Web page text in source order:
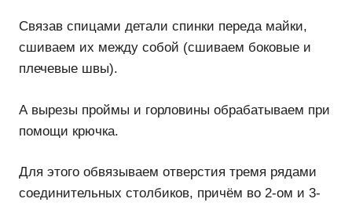
Связав спицами детали спинки переда майки,
сшиваем их между собой (сшиваем боковые и
плечевые швы).
А вырезы проймы и горловины обрабатываем при
помощи крючка.
Для этого обвязываем отверстия тремя рядами
соединительных столбиков, причём во 2-ом и 3-